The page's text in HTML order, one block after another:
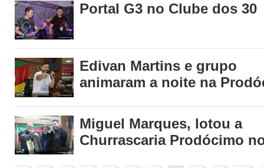
Portal G3 no Clube dos 30
Edivan Martins e grupo
animaram a noite na
Miguel Marques, lotou a
Churrascaria Prodócimo